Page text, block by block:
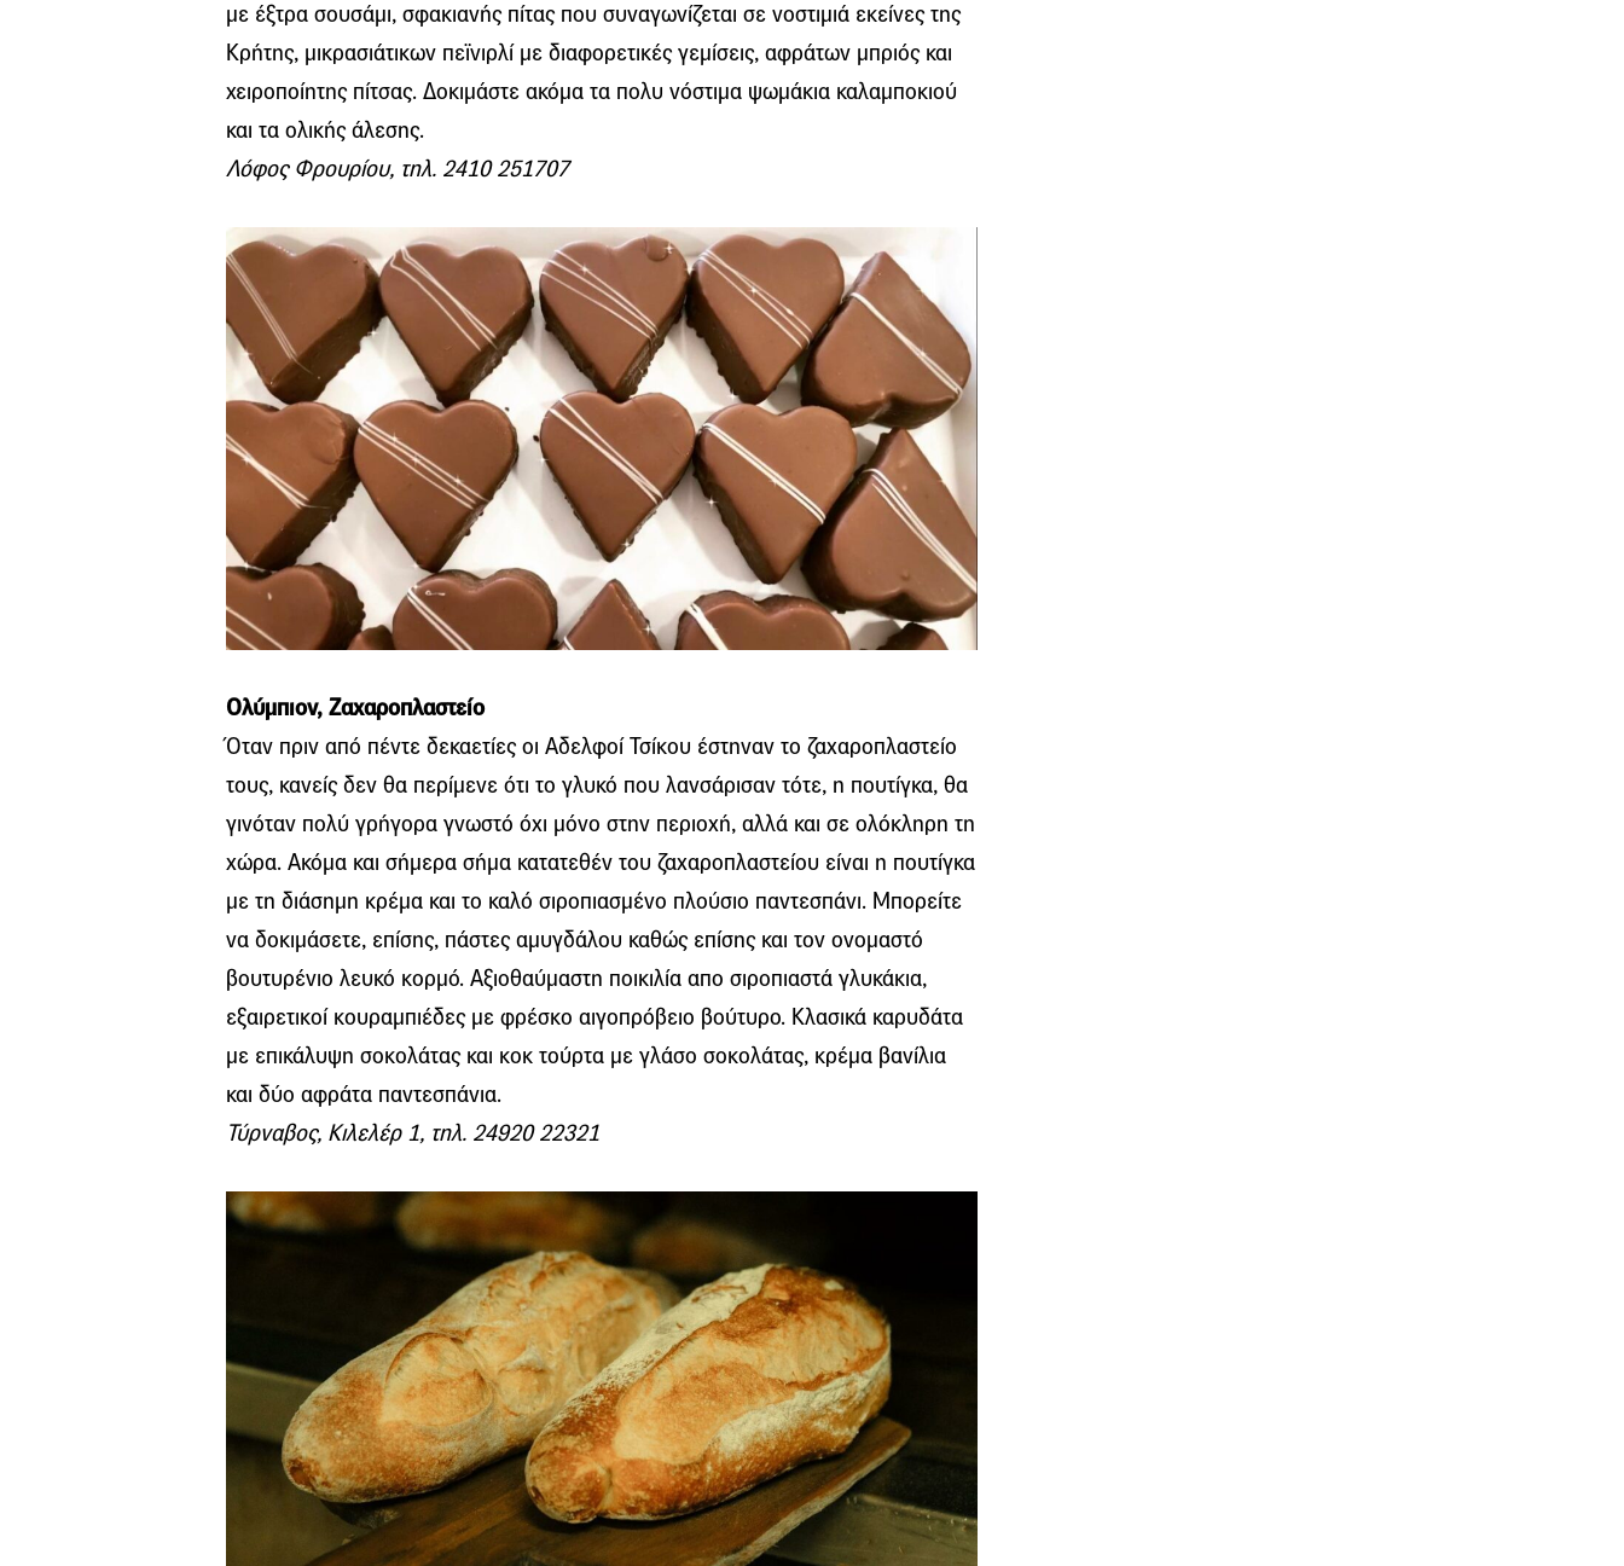
με έξτρα σουσάμι, σφακιανής πίτας που συναγωνίζεται σε νοστιμιά εκείνες της
Κρήτης, μικρασιάτικων πεϊνιρλί με διαφορετικές γεμίσεις, αφράτων μπριός και
χειροποίητης πίτσας. Δοκιμάστε ακόμα τα πολυ νόστιμα ψωμάκια καλαμποκιού
και τα ολικής άλεσης.
Λόφος Φρουρίου, τηλ. 2410 251707
Ολύμπιον, Ζαχαροπλαστείο
Όταν πριν από πέντε δεκαετίες οι Αδελφοί Τσίκου έστηναν το ζαχαροπλαστείο
τους, κανείς δεν θα περίμενε ότι το γλυκό που λανσάρισαν τότε, η πουτίγκα, θα
γινόταν πολύ γρήγορα γνωστό όχι μόνο στην περιοχή, αλλά και σε ολόκληρη τη
χώρα. Ακόμα και σήμερα σήμα κατατεθέν του ζαχαροπλαστείου είναι η πουτίγκα
με τη διάσημη κρέμα και το καλό σιροπιασμένο πλούσιο παντεσπάνι. Μπορείτε
να δοκιμάσετε, επίσης, πάστες αμυγδάλου καθώς επίσης και τον ονομαστό
βουτυρένιο λευκό κορμό. Αξιοθαύμαστη ποικιλία απο σιροπιαστά γλυκάκια,
εξαιρετικοί κουραμπιέδες με φρέσκο αιγοπρόβειο βούτυρο. Κλασικά καρυδάτα
με επικάλυψη σοκολάτας και κοκ τούρτα με γλάσο σοκολάτας, κρέμα βανίλια
και δύο αφράτα παντεσπάνια.
Τύρναβος, Κιλελέρ 1, τηλ. 24920 22321